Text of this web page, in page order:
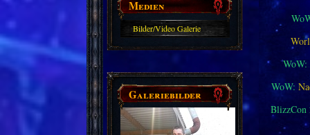
Medien
Bilder/Video Galerie
Galeriebilder
WoW:
WoW:
BlizzCon